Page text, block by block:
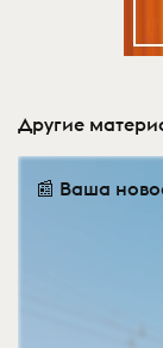
Другие
📰 Ваша